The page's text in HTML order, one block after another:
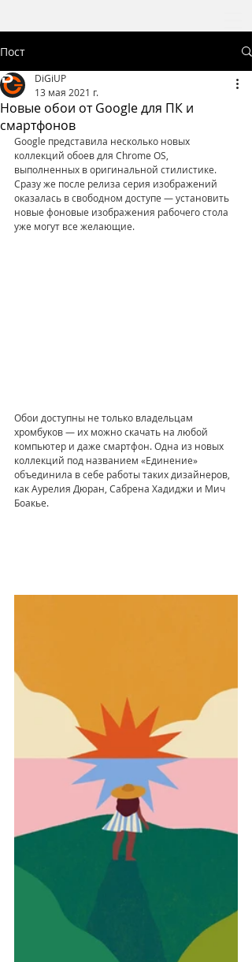
Пост
Новые обои от Google для ПК и
смартфонов
DiGiUP
13 мая 2021 г.
Google представила несколько новых
коллекций обоев для Chrome OS,
выполненных в оригинальной стилистике.
Сразу же после релиза серия изображений
оказалась в свободном доступе — установить
новые фоновые изображения рабочего стола
уже могут все желающие.
Обои доступны не только владельцам
хромбуков — их можно скачать на любой
компьютер и даже смартфон. Одна из новых
коллекций под названием «Единение»
объединила в себе работы таких дизайнеров,
как Аурелия Дюран, Сабрена Хадиджи и Мич
Боакье.